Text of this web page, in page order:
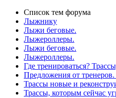
Список тем форума
Лыжнику
Лыжи беговые.
Лыжероллеры.
Лыжи беговые.
Лыжероллеры.
Где тренироваться?
Предложения от
Трассы новые и
Трассы, которым сейчас